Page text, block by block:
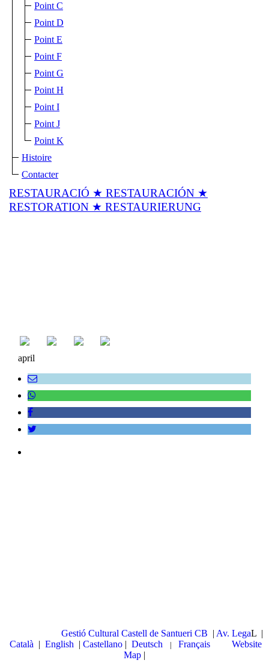
Point C
Point D
Point E
Point F
Point G
Point H
Point I
Point J
Point K
Histoire
Contacter
RESTAURACIÓ ★ RESTAURACIÓN ★
RESTORATION ★ RESTAURIERUNG
april
Gestió Cultural Castell de Santueri CB | Av. LegaL |
Català | English | Castellano | Deutsch | Français
Website
Map |